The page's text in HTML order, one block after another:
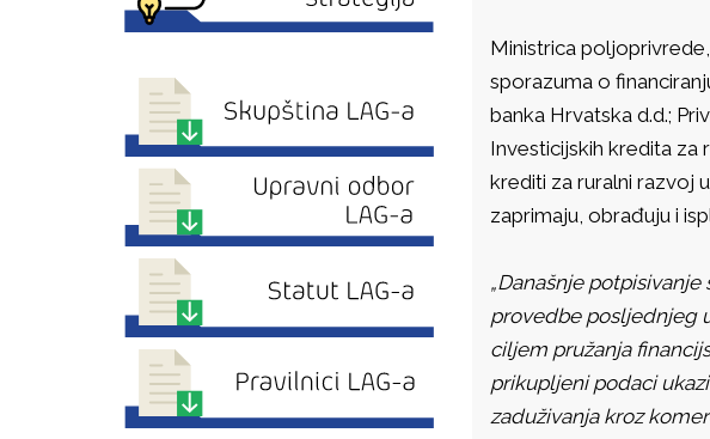
Ministrica
sporazuma o
banka Hrvatska d.d.;
Investicijskih kredita za
krediti za ruralni razvoj
zaprimaju, obrađuju i
„Današnje
provedbe posljednjeg
ciljem pružanja
prikupljeni podaci
zaduživanja kroz